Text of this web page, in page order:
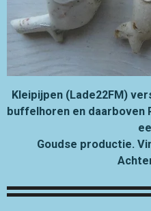
Kleipijpen (Lade22FM)
buffelhoren en daarboven
Goudse productie.